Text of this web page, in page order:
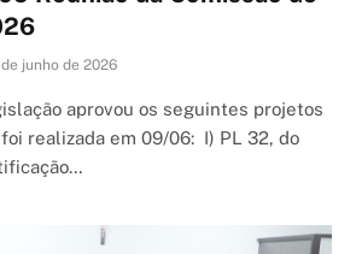
junho de 2026
aprovou os seguintes projetos
realizada em 09/06: I) PL 32, do